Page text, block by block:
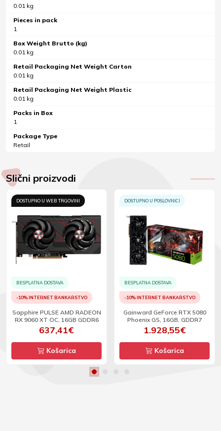
0.01 kg
Pieces in pack
1
Box Weight Brutto (kg)
0.01 kg
Retail Packaging Net Weight Carton
0.01 kg
Retail Packaging Net Weight Plastic
0.01 kg
Packs in Box
1
Package Type
Retail
Slični proizvodi
DOSTUPNO U WEB TRGOVINI
BESPLATNA DOSTAVA
-10% INTERNET BANKARSTVO
Sapphire PULSE AMD RADEON
RX 9060 XT OC, 16GB GDDR6
637,41€
Košarica
DOSTUPNO U POSLOVNICI
BESPLATNA DOSTAVA
-10% INTERNET BANKARSTVO
Gainward GeForce RTX 5080
Phoenix GS, 16GB, GDDR7
1.928,55€
Košarica